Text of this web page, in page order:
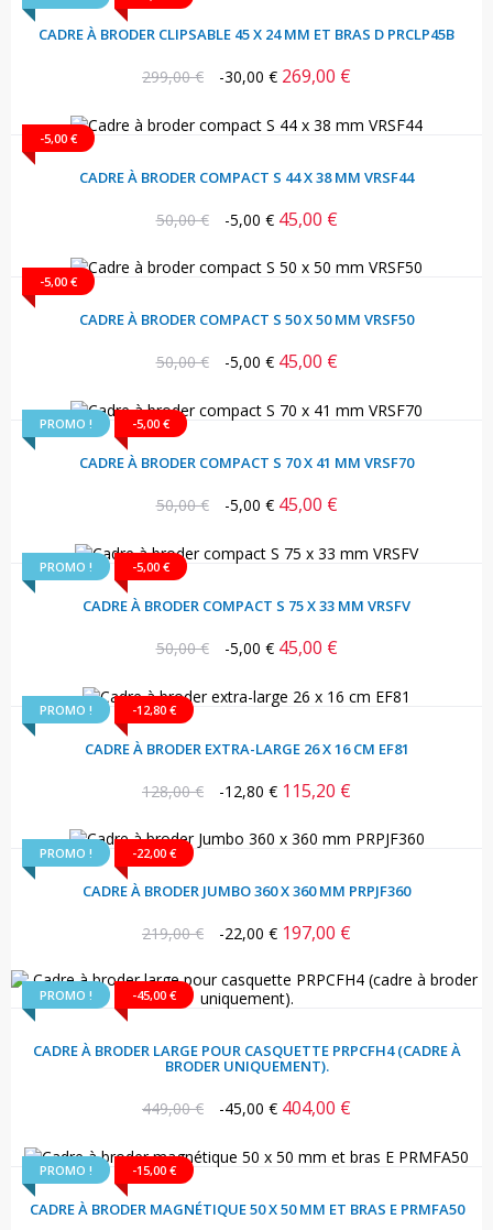
CADRE À BRODER CLIPSABLE 45 X 24 MM ET BRAS D PRCLP45B
Prix
299,00 € -30,00 € Prix
269,00 €
-5,00 €
CADRE À BRODER COMPACT S 44 X 38 MM VRSF44
Prix
50,00 € -5,00 € Prix
45,00 €
-5,00 €
CADRE À BRODER COMPACT S 50 X 50 MM VRSF50
Prix
50,00 € -5,00 € Prix
45,00 €
PROMO ! -5,00 €
CADRE À BRODER COMPACT S 70 X 41 MM VRSF70
Prix
50,00 € -5,00 € Prix
45,00 €
PROMO ! -5,00 €
CADRE À BRODER COMPACT S 75 X 33 MM VRSFV
Prix
50,00 € -5,00 € Prix
45,00 €
PROMO ! -12,80 €
CADRE À BRODER EXTRA-LARGE 26 X 16 CM EF81
Prix
128,00 € -12,80 € Prix
115,20 €
PROMO ! -22,00 €
CADRE À BRODER JUMBO 360 X 360 MM PRPJF360
Prix
219,00 € -22,00 € Prix
197,00 €
PROMO ! -45,00 €
CADRE À BRODER LARGE POUR CASQUETTE PRPCFH4 (CADRE À
BRODER UNIQUEMENT).
Prix
449,00 € -45,00 € Prix
404,00 €
PROMO ! -15,00 €
CADRE À BRODER MAGNÉTIQUE 50 X 50 MM ET BRAS E PRMFA50